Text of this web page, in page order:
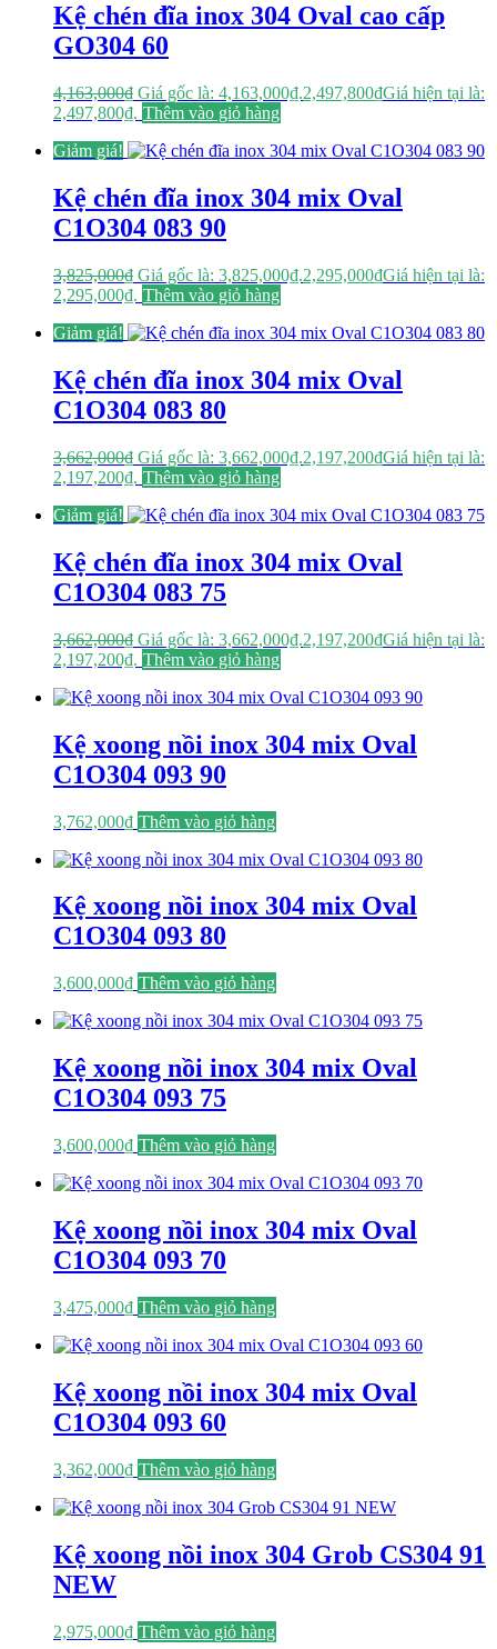
Kệ chén đĩa inox 304 Oval cao cấp
GO304 60
4,163,000₫ Giá gốc là: 4,163,000₫.2,497,800₫Giá hiện tại là:
2,497,800₫. Thêm vào giỏ hàng
Giảm giá!
Kệ chén đĩa inox 304 mix Oval
C1O304 083 90
3,825,000₫ Giá gốc là: 3,825,000₫.2,295,000₫Giá hiện tại là:
2,295,000₫. Thêm vào giỏ hàng
Giảm giá!
Kệ chén đĩa inox 304 mix Oval
C1O304 083 80
3,662,000₫ Giá gốc là: 3,662,000₫.2,197,200₫Giá hiện tại là:
2,197,200₫. Thêm vào giỏ hàng
Giảm giá!
Kệ chén đĩa inox 304 mix Oval
C1O304 083 75
3,662,000₫ Giá gốc là: 3,662,000₫.2,197,200₫Giá hiện tại là:
2,197,200₫. Thêm vào giỏ hàng
Kệ xoong nồi inox 304 mix Oval
C1O304 093 90
3,762,000₫ Thêm vào giỏ hàng
Kệ xoong nồi inox 304 mix Oval
C1O304 093 80
3,600,000₫ Thêm vào giỏ hàng
Kệ xoong nồi inox 304 mix Oval
C1O304 093 75
3,600,000₫ Thêm vào giỏ hàng
Kệ xoong nồi inox 304 mix Oval
C1O304 093 70
3,475,000₫ Thêm vào giỏ hàng
Kệ xoong nồi inox 304 mix Oval
C1O304 093 60
3,362,000₫ Thêm vào giỏ hàng
Kệ xoong nồi inox 304 Grob CS304 91
NEW
2,975,000₫ Thêm vào giỏ hàng